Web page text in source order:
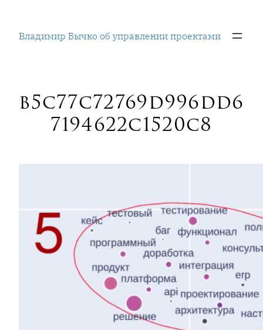
содержимому
Владимир Бычко об управлении проектами
b5c77c72769d996dd6
7194622c1520c8